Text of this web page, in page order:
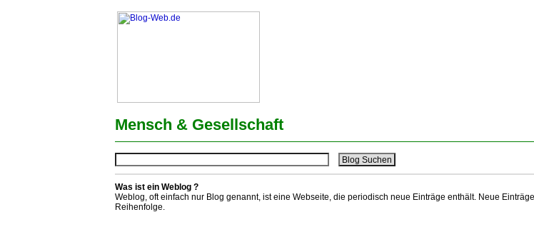
Mensch & Gesellschaft
Was ist ein Weblog ?
Weblog, oft einfach nur Blog genannt, ist eine Webseite, die periodisch neue Einträge enthält. Neue
Reihenfolge.